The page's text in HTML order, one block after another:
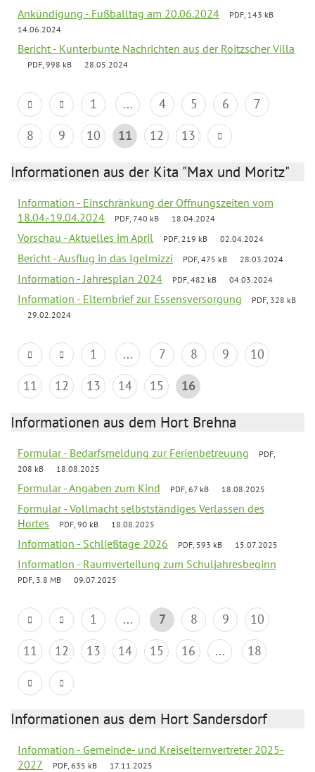
Ankündigung - Fußballtag am 20.06.2024
PDF, 143 kB
14.06.2024
Bericht - Kunterbunte Nachrichten aus der Roitzscher Villa
PDF, 998 kB 28.05.2024
1 ... 4 5 6
7
8
9 10 11 12 13
Informationen aus der Kita "Max und Moritz"
Information - Einschränkung der Öffnungszeiten vom
18.04.-19.04.2024
PDF, 740 kB 18.04.2024
Vorschau - Aktuelles im April PDF, 219 kB 02.04.2024
Bericht - Ausflug in das Igelmizzi PDF, 475 kB 28.03.2024
Information - Jahresplan 2024 PDF, 482 kB 04.03.2024
Information - Elternbrief zur Essensversorgung
PDF, 328 kB
29.02.2024
1 ... 7 8 9
10
11
12 13 14 15 16
Informationen aus dem Hort Brehna
Formular - Bedarfsmeldung zur Ferienbetreuung
PDF,
208 kB
18.08.2025
Formular - Angaben zum Kind PDF, 67 kB 18.08.2025
Formular - Vollmacht selbstständiges Verlassen des
Hortes
PDF, 90 kB 18.08.2025
Information - Schließtage 2026 PDF, 593 kB 15.07.2025
Information - Raumverteilung zum Schuljahresbeginn
PDF, 3.8 MB 09.07.2025
1 ... 7 8 9
10
11
12 13 14 15 16 ... 18
Informationen aus dem Hort Sandersdorf
Information - Gemeinde- und Kreiselternvertreter 2025-
2027
PDF, 635 kB 17.11.2025